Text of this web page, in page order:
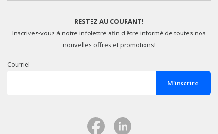
RESTEZ AU COURANT!
Inscrivez-vous à notre infolettre afin d'être informé de toutes nos
nouvelles offres et promotions!
Courriel